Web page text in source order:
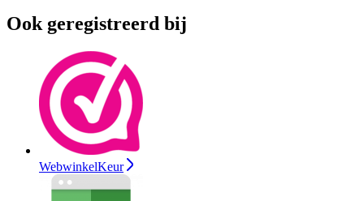
Ook geregistreerd bij
WebwinkelKeur